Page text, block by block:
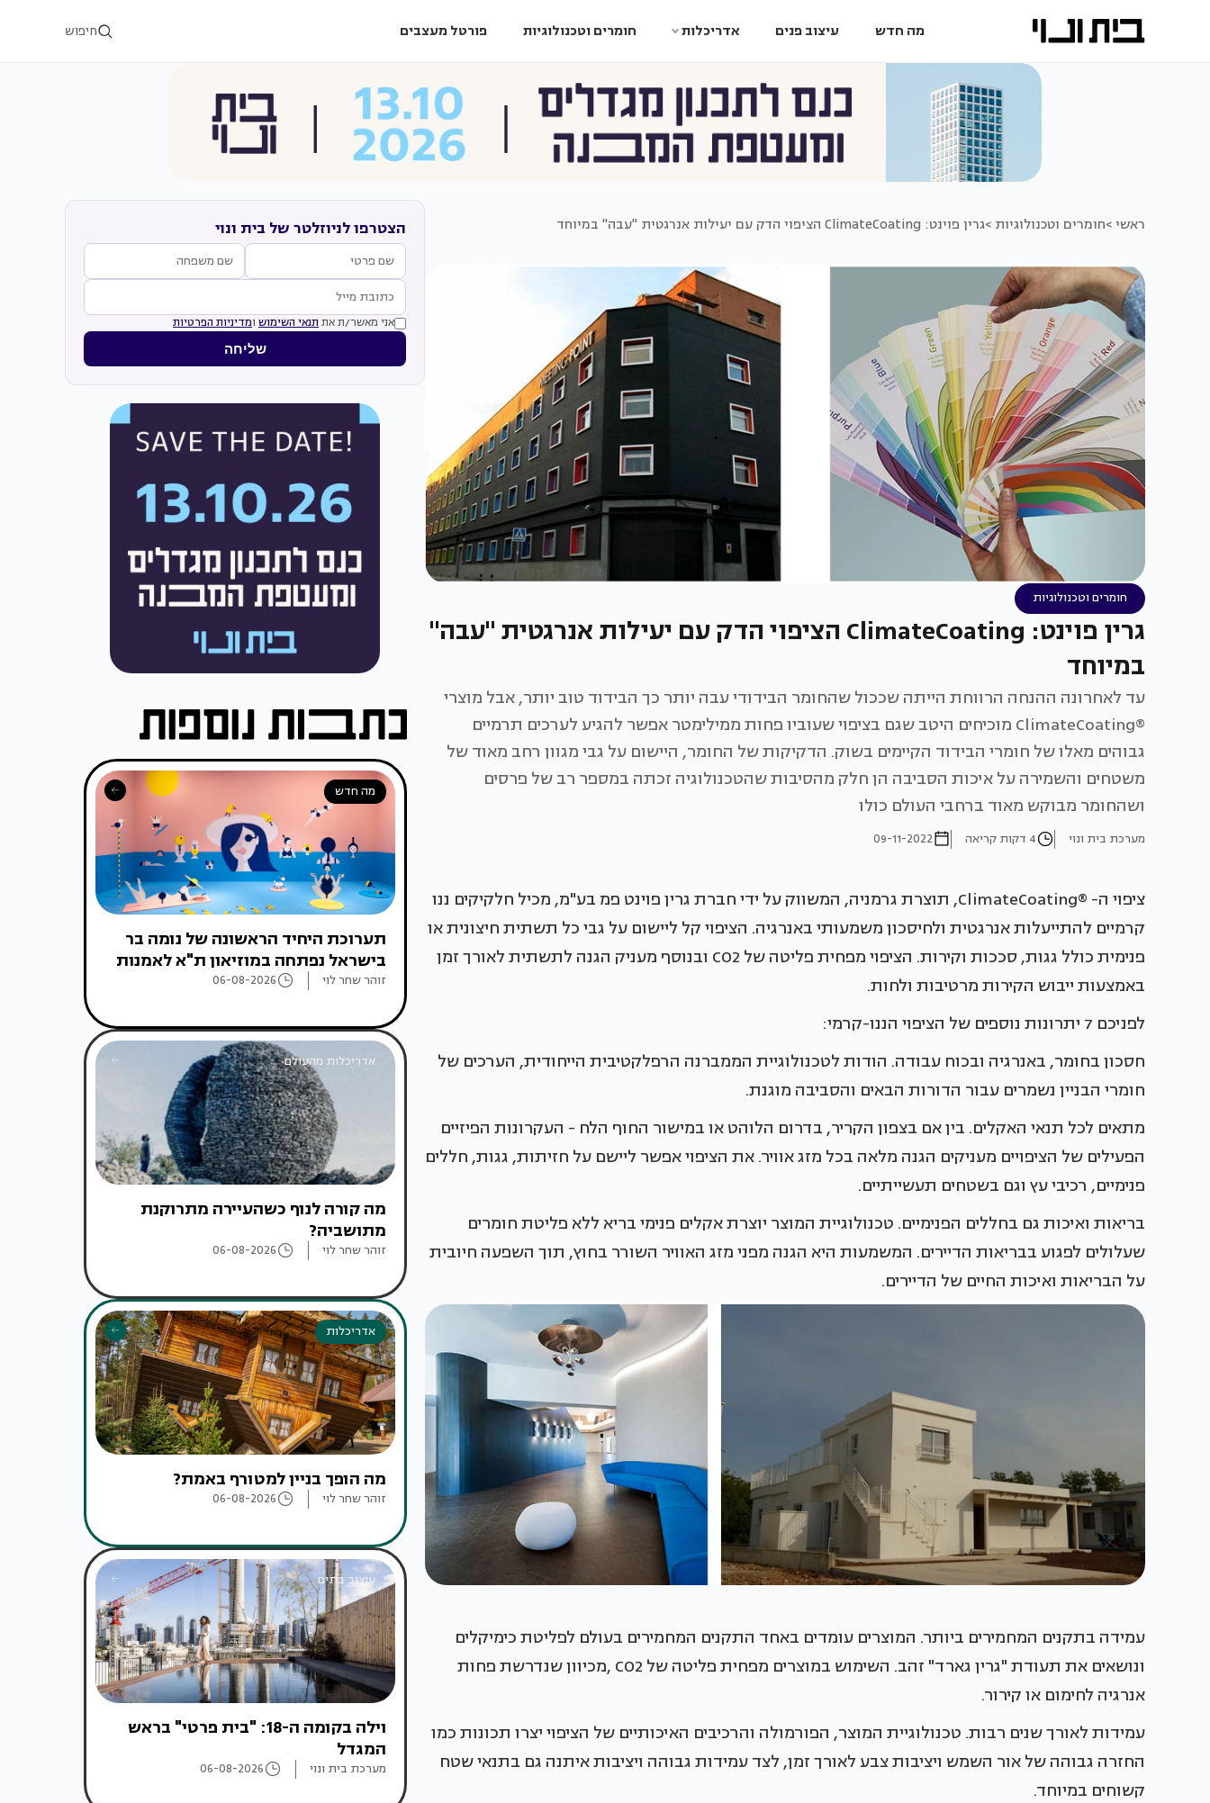
מה חדש עיצוב פנים אדריכלות חומרים וטכנולוגיות פורטל מעצבים חיפוש
ראשי >חומרים וטכנולוגיות >גרין פוינט: ClimateCoating הציפוי הדק עם יעילות אנרגטית "עבה" במיוחד
חומרים וטכנולוגיות
גרין פוינט: ClimateCoating הציפוי הדק עם יעילות אנרגטית "עבה"
במיוחד
עד לאחרונה ההנחה הרווחת הייתה שככול שהחומר הבידודי עבה יותר כך הבידוד טוב יותר, אבל מוצרי
®ClimateCoating מוכיחים היטב שגם בציפוי שעוביו פחות ממילימטר אפשר להגיע לערכים תרמיים
גבוהים מאלו של חומרי הבידוד הקיימים בשוק. הדקיקות של החומר, היישום על גבי מגוון רחב מאוד של
משטחים והשמירה על איכות הסביבה הן חלק מהסיבות שהטכנולוגיה זכתה במספר רב של פרסים
ושהחומר מבוקש מאוד ברחבי העולם כולו
מערכת בית ונוי 4 דקות קריאה 09-11-2022
ציפוי ה- ®ClimateCoating, תוצרת גרמניה, המשווק על ידי חברת גרין פוינט פמ בע"מ, מכיל חלקיקים ננו
קרמיים להתייעלות אנרגטית ולחיסכון משמעותי באנרגיה. הציפוי קל ליישום על גבי כל תשתית חיצונית או
פנימית כולל גגות, סככות וקירות. הציפוי מפחית פליטה של CO2 ובנוסף מעניק הגנה לתשתית לאורך זמן
באמצעות ייבוש הקירות מרטיבות ולחות.
לפניכם 7 יתרונות נוספים של הציפוי הננו-קרמי:
חסכון בחומר, באנרגיה ובכוח עבודה. הודות לטכנולוגיית הממברנה הרפלקטיבית הייחודית, הערכים של
חומרי הבניין נשמרים עבור הדורות הבאים והסביבה מוגנת.
מתאים לכל תנאי האקלים. בין אם בצפון הקריר, בדרום הלוהט או במישור החוף הלח - העקרונות הפיזיים
הפעילים של הציפויים מעניקים הגנה מלאה בכל מזג אוויר. את הציפוי אפשר ליישם על חזיתות, גגות, חללים
פנימיים, רכיבי עץ וגם בשטחים תעשייתיים.
בריאות ואיכות גם בחללים הפנימיים. טכנולוגיית המוצר יוצרת אקלים פנימי בריא ללא פליטת חומרים
שעלולים לפגוע בבריאות הדיירים. המשמעות היא הגנה מפני מזג האוויר השורר בחוץ, תוך השפעה חיובית
על הבריאות ואיכות החיים של הדיירים.
עמידה בתקנים המחמירים ביותר. המוצרים עומדים באחד התקנים המחמירים בעולם לפליטת כימיקלים
ונושאים את תעודת "גרין גארד" זהב. השימוש במוצרים מפחית פליטה של CO2 ,מכיוון שנדרשת פחות
אנרגיה לחימום או קירור.
עמידות לאורך שנים רבות. טכנולוגיית המוצר, הפורמולה והרכיבים האיכותיים של הציפוי יצרו תכונות כמו
החזרה גבוהה של אור השמש ויציבות צבע לאורך זמן, לצד עמידות גבוהה ויציבות איתנה גם בתנאי שטח
קשוחים במיוחד.
הצטרפו לניוזלטר של בית ונוי
אני מאשר/ת את תנאי השימוש ומדיניות הפרטיות
שליחה
מה חדש
תערוכת היחיד הראשונה של נומה בר
בישראל נפתחה במוזיאון ת"א לאמנות
זוהר שחר לוי 06-08-2026
אדריכלות מהעולם
מה קורה לנוף כשהעיירה מתרוקנת
מתושביה?
זוהר שחר לוי 06-08-2026
אדריכלות
מה הופך בניין למטורף באמת?
זוהר שחר לוי 06-08-2026
עיצוב בתים
וילה בקומה ה-18: "בית פרטי" בראש
המגדל
מערכת בית ונוי 06-08-2026